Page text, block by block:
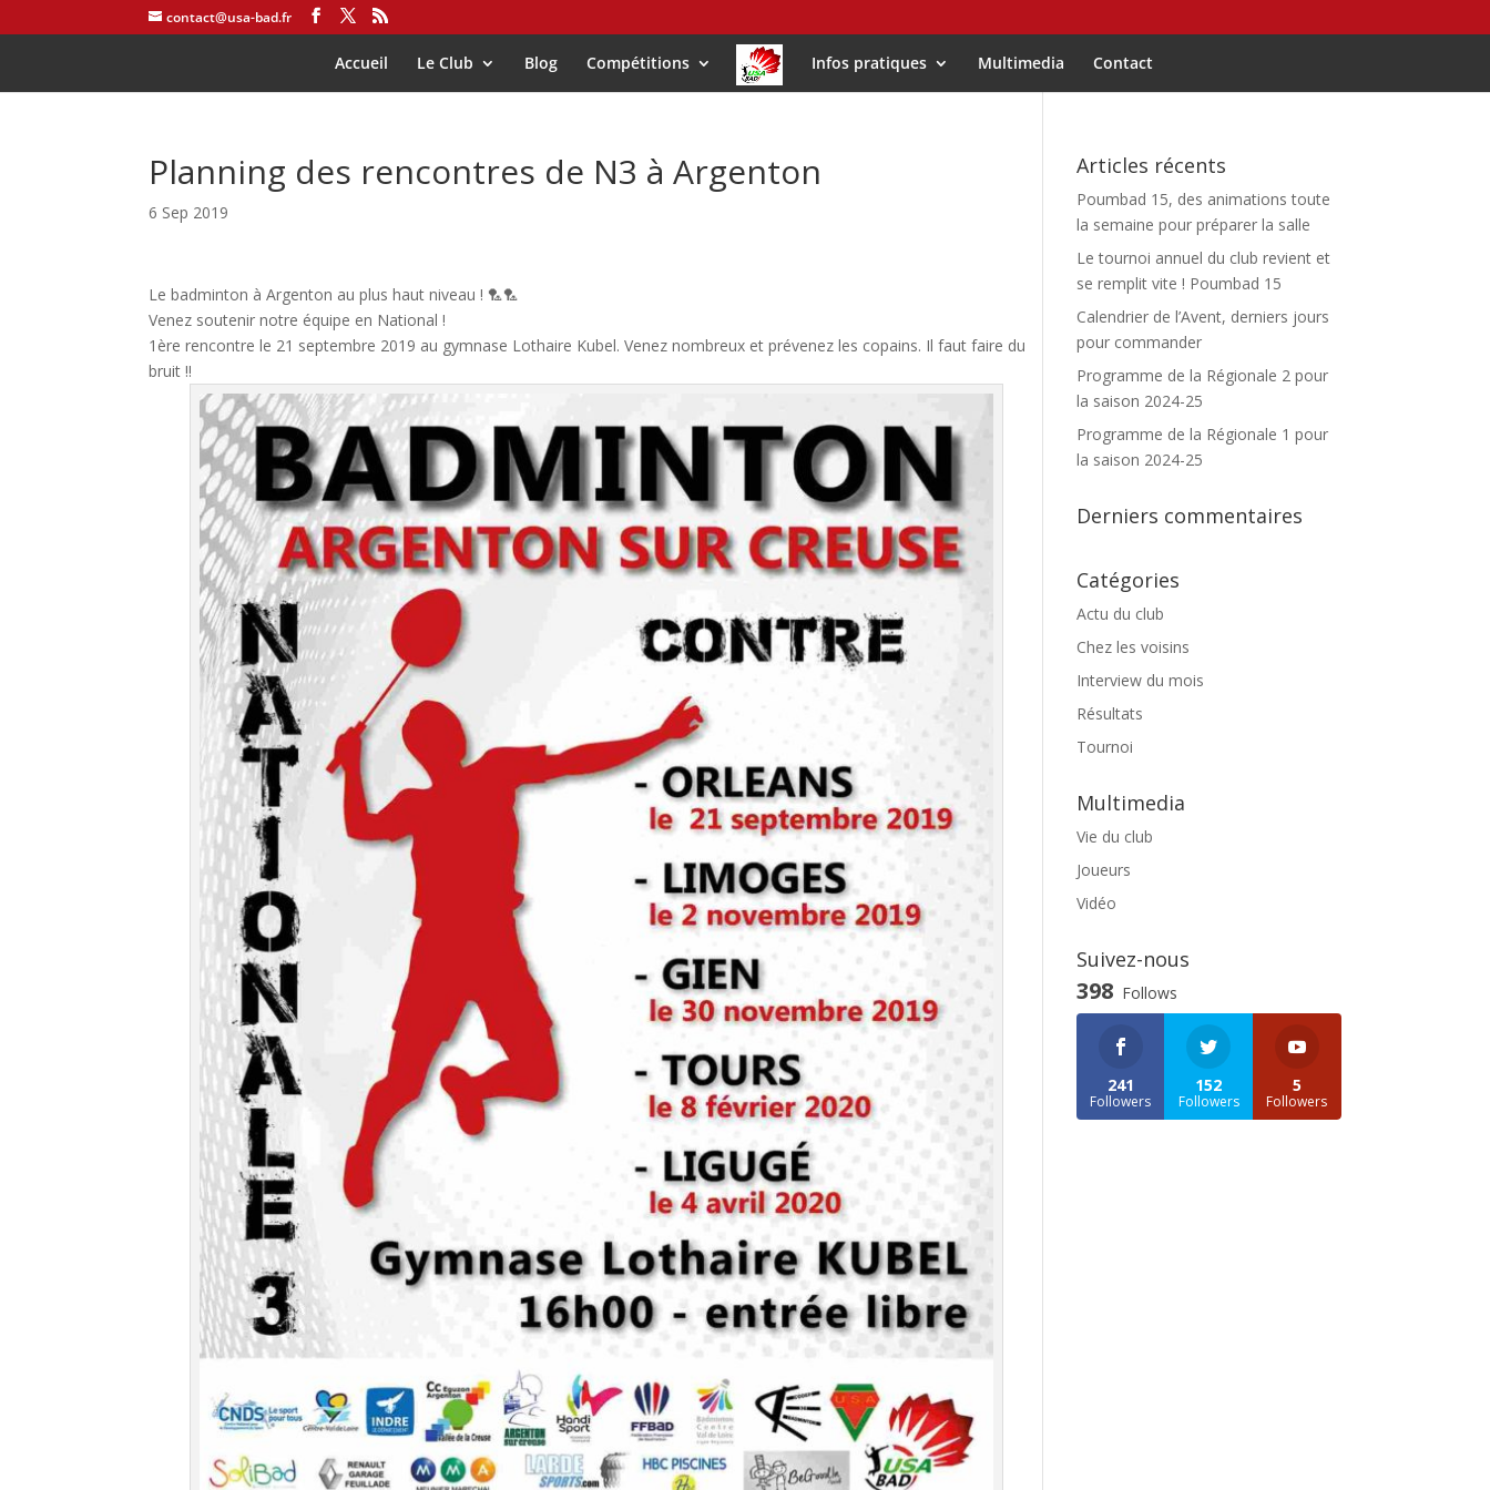
contact@usa-bad.fr
Accueil Le Club Blog Compétitions Infos pratiques Multimedia Contact
Planning des rencontres de N3 à Argenton
6 Sep 2019
Le badminton à Argenton au plus haut niveau ! 🏸🏸
Venez soutenir notre équipe en National !
1ère rencontre le 21 septembre 2019 au gymnase Lothaire Kubel. Venez nombreux et prévenez les copains. Il faut faire du
bruit !!
Articles récents
Poumbad 15, des animations toute
la semaine pour préparer la salle
Le tournoi annuel du club revient et
se remplit vite ! Poumbad 15
Calendrier de l’Avent, derniers jours
pour commander
Programme de la Régionale 2 pour
la saison 2024-25
Programme de la Régionale 1 pour
la saison 2024-25
Derniers commentaires
Catégories
Actu du club
Chez les voisins
Interview du mois
Résultats
Tournoi
Multimedia
Vie du club
Joueurs
Vidéo
Suivez-nous
398 Follows
241
Followers
152
Followers
5
Followers